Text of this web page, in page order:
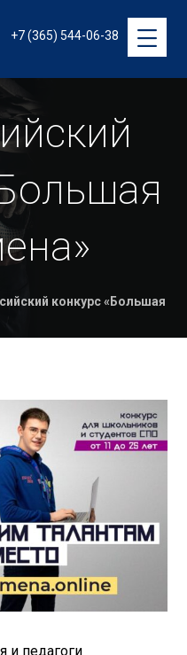
+7 (365) 544-06-38
конкурс «Большая
педагоги